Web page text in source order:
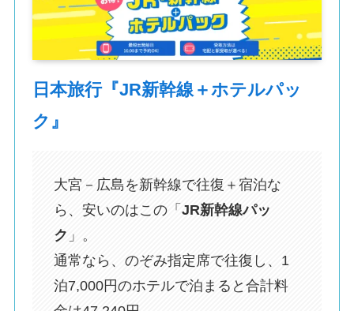
日本旅行『JR新幹線＋ホテルパッ
ク』
大宮－広島を新幹線で往復＋宿泊な
ら、安いのはこの「JR新幹線パッ
ク 」。
通常なら、のぞみ指定席で往復し、1
泊7,000円のホテルで泊まると合計料